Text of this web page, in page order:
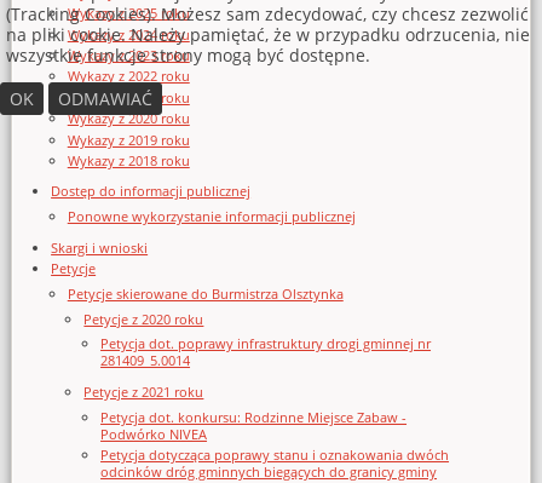
Wykazy z 2025 roku
Wykazy z 2024 roku
Wykazy z 2023 roku
Wykazy z 2022 roku
Wykazy z 2021 roku
Wykazy z 2020 roku
Wykazy z 2019 roku
Wykazy z 2018 roku
Dostęp do informacji publicznej
Ponowne wykorzystanie informacji publicznej
Skargi i wnioski
Petycje
Petycje skierowane do Burmistrza Olsztynka
Petycje z 2020 roku
Petycja dot. poprawy infrastruktury drogi gminnej nr
281409_5.0014
Petycje z 2021 roku
Petycja dot. konkursu: Rodzinne Miejsce Zabaw -
Podwórko NIVEA
Petycja dotycząca poprawy stanu i oznakowania dwóch
odcinków dróg gminnych biegących do granicy gminy
(Tracking Cookies). Możesz sam zdecydować, czy chcesz zezwolić
na pliki cookie. Należy pamiętać, że w przypadku odrzucenia, nie
wszystkie funkcje strony mogą być dostępne.
OK
ODMAWIAĆ